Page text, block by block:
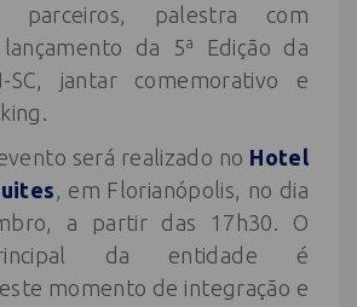
parceiros, palestra com
da 5ª Edição da
SC, jantar comemorativo e
será realizado no Hotel
, em Florianópolis, no dia
a partir das 17h30. O
da entidade é
momento de integração e